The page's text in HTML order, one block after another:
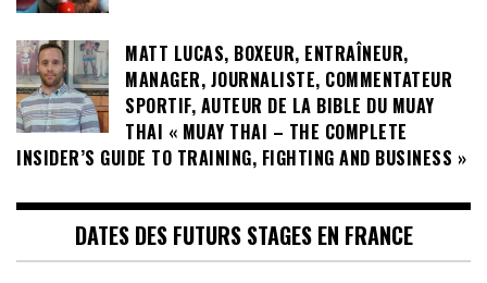
MATT LUCAS, BOXEUR, ENTRAÎNEUR,
MANAGER, JOURNALISTE, COMMENTATEUR
SPORTIF, AUTEUR DE LA BIBLE DU MUAY
THAI « MUAY THAI – THE COMPLETE
INSIDER’S GUIDE TO TRAINING, FIGHTING AND BUSINESS »
DATES DES FUTURS STAGES EN FRANCE